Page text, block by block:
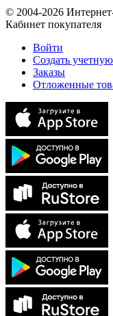
© 2004-2026
Кабинет покупателя
Войти
Создать
Заказы
Отложенные